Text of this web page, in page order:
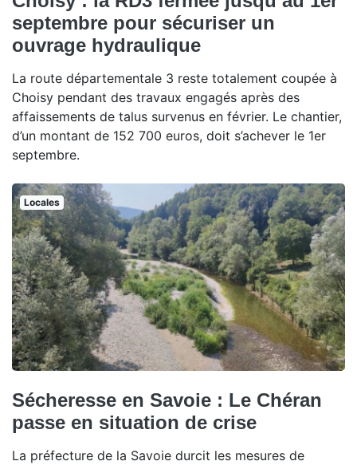
septembre pour sécuriser un
ouvrage hydraulique
La route départementale 3 reste totalement coupée à
Choisy pendant des travaux engagés après des
affaissements de talus survenus en février. Le chantier,
d’un montant de 152 700 euros, doit s’achever le 1er
septembre.
Locales
Sécheresse en Savoie : Le Chéran
passe en situation de crise
La préfecture de la Savoie durcit les mesures de